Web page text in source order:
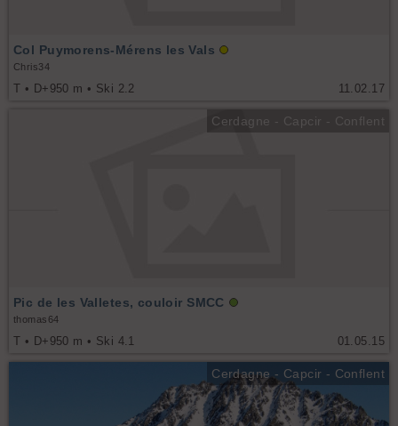
11.02.17
Col Puymorens-Mérens les Vals
Chris34
T • D+950 m • Ski 2.2
Cerdagne - Capcir - Conflent
01.05.15
Pic de les Valletes, couloir SMCC
thomas64
T • D+950 m • Ski 4.1
Cerdagne - Capcir - Conflent